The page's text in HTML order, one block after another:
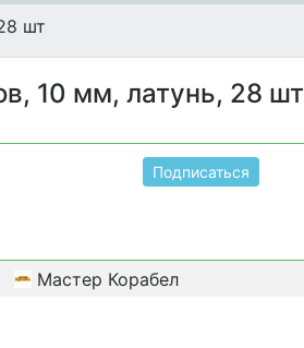
шт
10 мм, латунь, 28 шт
Подписаться
Мастер Корабел